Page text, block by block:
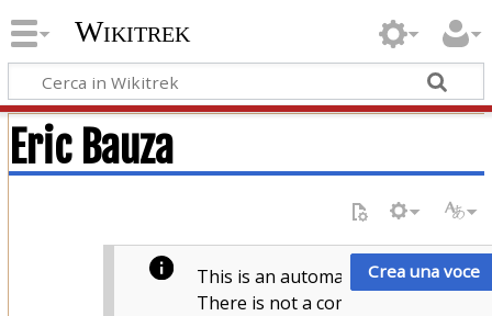
Wikitrek
Eric Bauza
Crea una voce
This is an automatic view based on
There is not a complete article yet,